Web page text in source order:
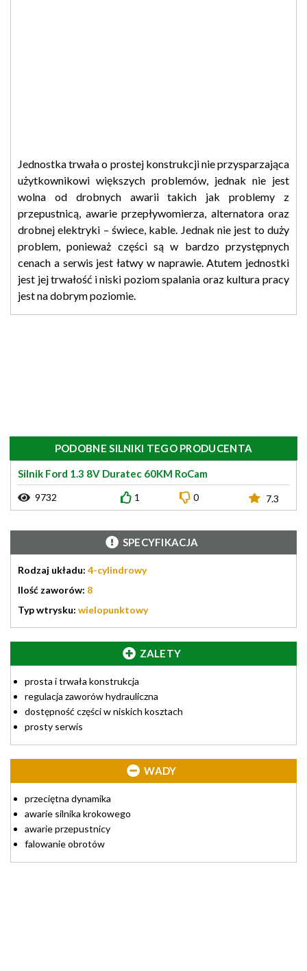
Jednostka trwała o prostej konstrukcji nie przysparzająca
użytkownikowi większych problemów, jednak nie jest
wolna od drobnych awarii takich jak problemy z
przepustnicą, awarie przepływomierza, alternatora oraz
drobnej elektryki – świece, kable. Jednak nie jest to duży
problem, ponieważ części są w bardzo przystępnych
cenach a serwis jest łatwy w naprawie. Atutem jednostki
jest jej trwałość i niski poziom spalania oraz kultura pracy
jest na dobrym poziomie.
PODOBNE SILNIKI TEGO PRODUCENTA
Silnik Ford 1.3 8V Duratec 60KM RoCam
9732 1 0 7.3
SPECYFIKACJA
Rodzaj układu: 4-cylindrowy
Ilość zaworów: 8
Typ wtrysku: wielopunktowy
ZALETY
prosta i trwała konstrukcja
regulacja zaworów hydrauliczna
dostępność części w niskich kosztach
prosty serwis
WADY
przeciętna dynamika
awarie silnika krokowego
awarie przepustnicy
falowanie obrotów